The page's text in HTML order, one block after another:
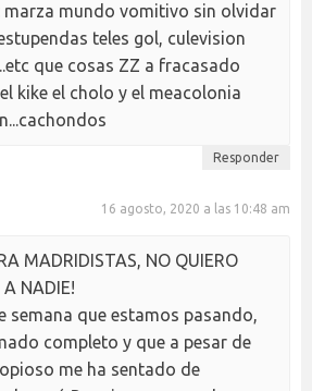
marza mundo vomitivo sin olvidar
teles gol, culevision
que cosas ZZ a fracasado
kike el cholo y el meacolonia
Responder
16 agosto, 2020 a las 10:48 am
MADRIDISTAS, NO QUIERO
A NADIE!
semana que estamos pasando,
completo y que a pesar de
me ha sentado de